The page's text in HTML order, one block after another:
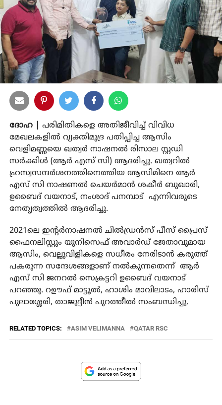
ദോഹ |
പരിമിതികളെ അതിജീവിച്ച് വിവിധ
മേഖലകളിൽ വ്യക്തിമുദ്ര പതിപ്പിച്ച ആസിം
വെളിമണ്ണയെ ഖത്വർ നാഷനൽ രിസാല സ്റ്റഡി
സർക്കിൾ (ആർ എസ് സി) ആദരിച്ചു. ഖത്വറിൽ
ഹ്രസ്വസന്ദർശനത്തിനെത്തിയ ആസിമിനെ ആർ
എസ് സി നാഷണൽ ചെയർമാൻ ശകീർ ബുഖാരി,
ഉബൈദ് വയനാട്, നംശാദ് പനമ്പാട് എന്നിവരുടെ
നേതൃത്വത്തിൽ ആദരിച്ചു.
2021ലെ ഇന്റർനാഷനൽ ചിൽഡ്രൻസ് പീസ് പ്രൈസ്
ഫൈനലിസ്റ്റും യുനിസെഫ് അവാർഡ് ജേതാവുമായ
ആസിം, വെല്ലുവിളികളെ സധീരം നേരിടാൻ കരുത്ത്
പകരുന്ന സന്ദേശങ്ങളാണ് നൽകുന്നതെന്ന് ആർ
എസ് സി ജനറൽ സെക്രട്ടറി ഉബൈദ് വയനാട്
പറഞ്ഞു. റഊഫ് മാട്ടൂൽ, ഹാശിം മാവിലാടം, ഹാരിസ്
പുലാശ്ശേരി, താജുദ്ദീൻ പുറത്തീൽ സംബന്ധിച്ചു.
RELATED TOPICS: ASIM VELIMANNA QATAR RSC